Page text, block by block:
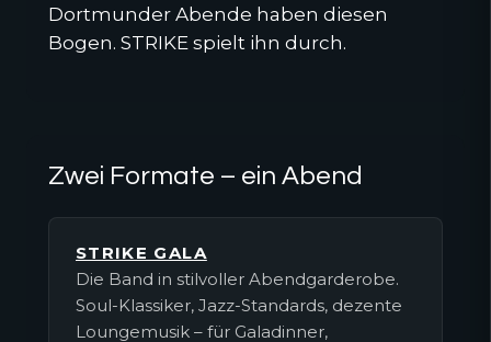
Dortmunder Abende haben diesen
Bogen. STRIKE spielt ihn durch.
Zwei Formate – ein Abend
STRIKE GALA
Die Band in stilvoller Abendgarderobe.
Soul-Klassiker, Jazz-Standards, dezente
Loungemusik – für Galadinner,